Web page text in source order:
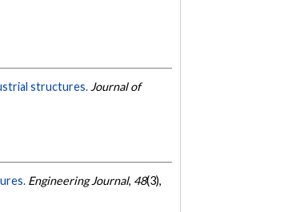
structures. Journal of
Engineering Journal, 48(3),